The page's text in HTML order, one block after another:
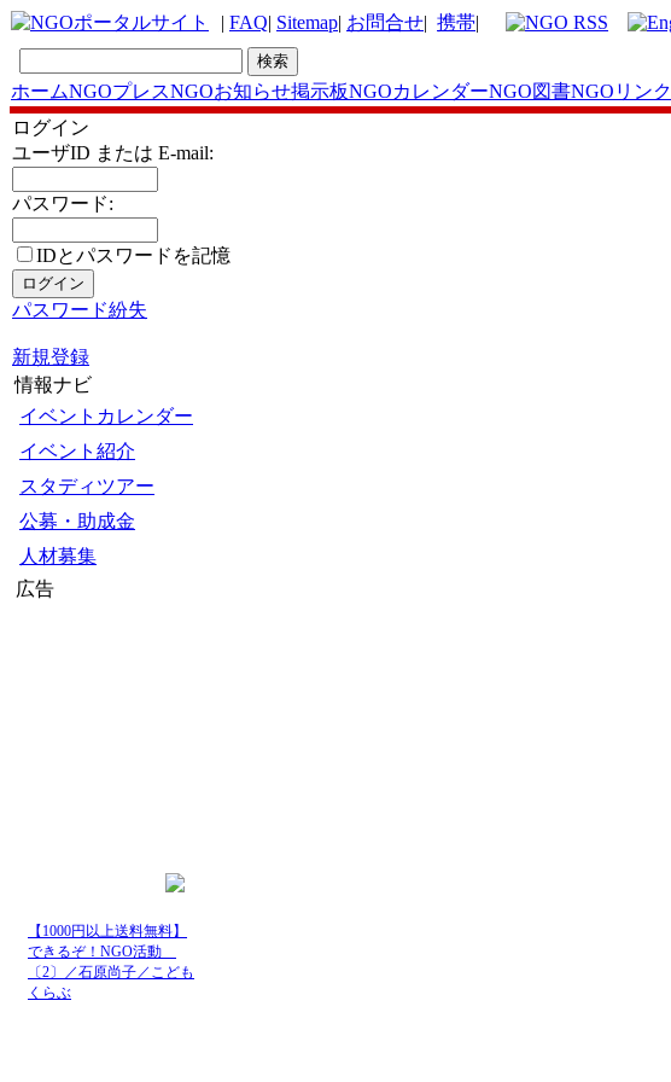
| FAQ| Sitemap| お問合せ| 携帯|
ホームNGOプレスNGOお知らせ掲示板NGOカレンダーNGO図書NGOリンク
ログイン
ユーザID または E-mail:
パスワード:
IDとパスワードを記憶
パスワード紛失
新規登録
情報ナビ
イベントカレンダー
イベント紹介
スタディツアー
公募・助成金
人材募集
広告
【1000円以上送料無料】
できるぞ！NGO活動
〔2〕／石原尚子／こども
くらぶ